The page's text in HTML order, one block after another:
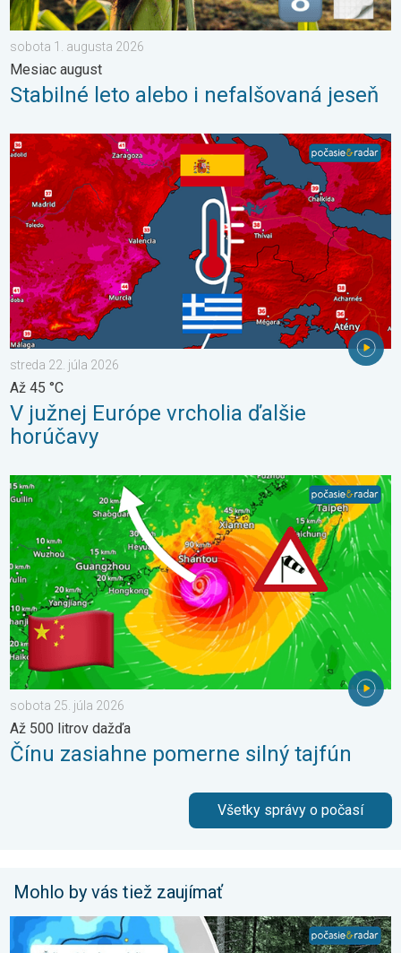
sobota 1. augusta 2026
Mesiac august
Stabilné leto alebo i nefalšovaná jeseň
V južnej Európe vrcholia ďalšie horúčavy. Až 45 °C. . . streda
streda 22. júla 2026
Až 45 °C
V južnej Európe vrcholia ďalšie
horúčavy
Čínu zasiahne pomerne silný tajfún. Až 500 litrov dažďa. . .
sobota 25. júla 2026
Až 500 litrov dažďa
Čínu zasiahne pomerne silný tajfún
Všetky správy o počasí
Mohlo by vás tiež zaujímať
2 roky od smrteľného zosuvu v Tatrách. Stopy sú stále